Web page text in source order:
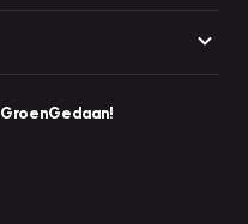
GroenGedaan!